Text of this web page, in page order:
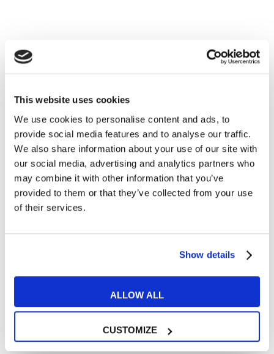
This website uses cookies
We use cookies to personalise content and ads, to
provide social media features and to analyse our traffic.
We also share information about your use of our site with
our social media, advertising and analytics partners who
may combine it with other information that you’ve
provided to them or that they’ve collected from your use
of their services.
Show details
ALLOW ALL
CUSTOMIZE
Tips e Curiosità
Non sai come festeggiare il 4 luglio? Ecco
tante idee per una super festa anche in Italia!
GEN